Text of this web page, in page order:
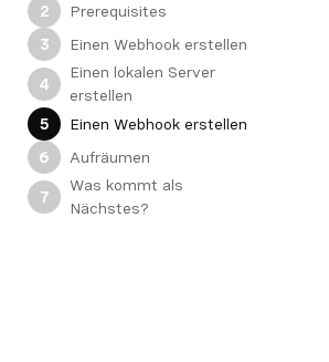
2
Prerequisites
3
Einen Webhook erstellen
4
Einen lokalen Server
erstellen
5
Einen Webhook erstellen
6
Aufräumen
7
Was kommt als
Nächstes?